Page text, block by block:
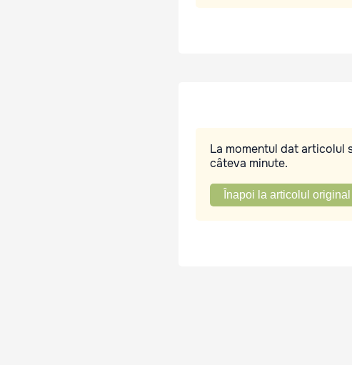
La momentul dat articolul
câteva minute.
Înapoi la articolul original